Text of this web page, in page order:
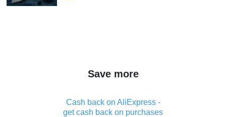
Save more
Cash back on AliExpress -
get cash back on purchases